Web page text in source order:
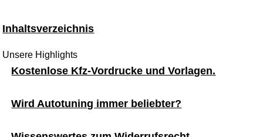
Inhaltsverzeichnis
Unsere Highlights
Kostenlose Kfz-Vordrucke und Vorlagen.
Wird Autotuning immer beliebter?